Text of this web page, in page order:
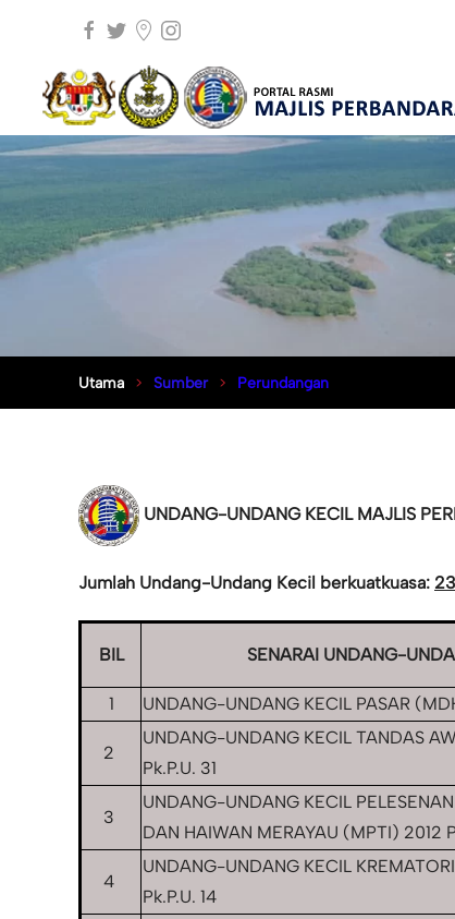
Utama Sumber Perundangan
UNDANG-UNDANG KECIL MAJLIS
Jumlah Undang-Undang Kecil berkuatkuasa:
BIL SENARAI UNDANG-
1
UNDANG-UNDANG KECIL PASAR
2
UNDANG-UNDANG KECIL TANDAS
Pk.P.U. 31
3
UNDANG-UNDANG KECIL
DAN HAIWAN MERAYAU (MPTI) 2012
4
UNDANG-UNDANG KECIL
Pk.P.U. 14